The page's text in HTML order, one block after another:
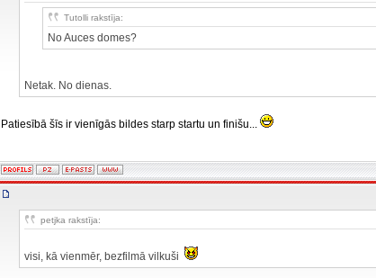
Tutolli rakstīja:
No Auces domes?
Netak. No dienas.
Patiesībā šīs ir vienīgās bildes starp startu un finišu...
petjka rakstīja:
visi, kā vienmēr, bezfilmā vilkuši